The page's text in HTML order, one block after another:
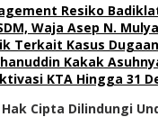
Resiko
Waja Asep N.
Terkait Kasus Dugaan
Kakak
KTA Hingga 31
Hak Cipta Dilindungi